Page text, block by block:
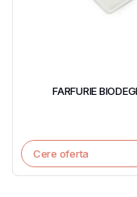
FARFURIE
Cere oferta